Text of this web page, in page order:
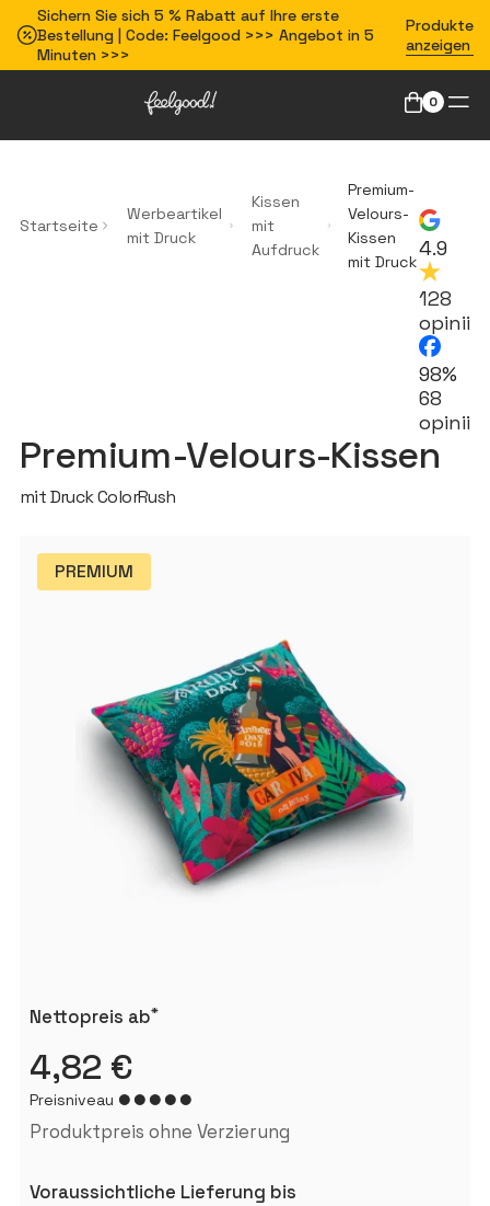
Sichern Sie sich 5 % Rabatt auf Ihre erste
Bestellung | Code: Feelgood >>> Angebot in 5
Minuten >>>
Produkte
anzeigen
0
Startseite
Werbeartikel
mit Druck
Kissen
mit
Aufdruck
Premium-
Velours-
Kissen
mit Druck
4.9
128
opinii
98%
68
opinii
Premium-Velours-Kissen
mit Druck ColorRush
PREMIUM
Nettopreis ab*
4,82 €
Preisniveau
Produktpreis ohne Verzierung
Voraussichtliche Lieferung bis